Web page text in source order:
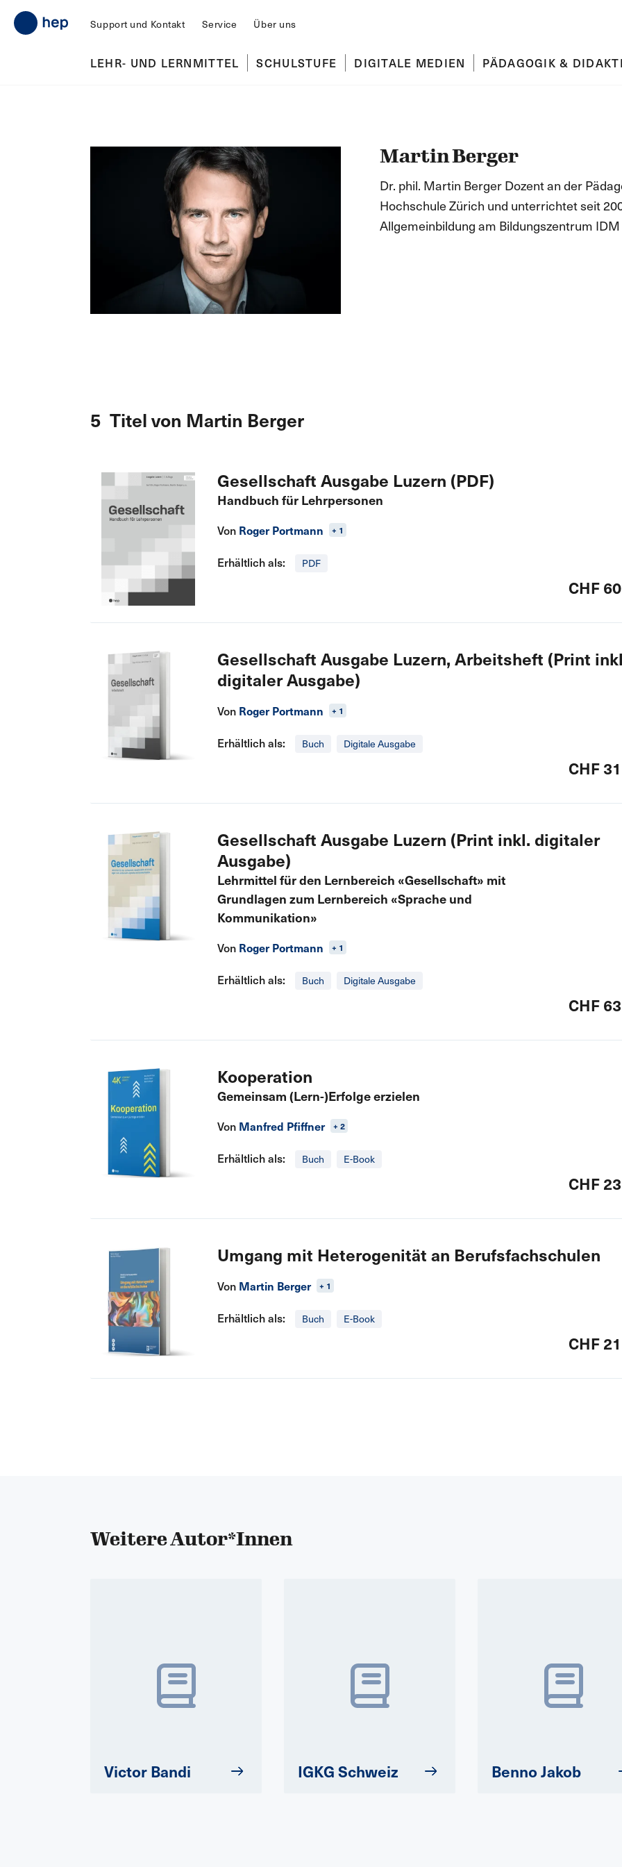
Support und Kontakt Service Über uns
LEHR- UND LERNMITTEL SCHULSTUFE DIGITALE MEDIEN PÄDAGOGIK &
Martin Berger
Dr. phil. Martin Berger Dozent an der
Hochschule Zürich und unterrichtet seit
Allgemeinbildung am Bildungszentrum
5 Titel von Martin Berger
Gesellschaft Ausgabe Luzern (PDF)
Handbuch für Lehrpersonen
Von Roger Portmann + 1
Erhältlich als: PDF
CHF
Gesellschaft Ausgabe Luzern, Arbeitsheft (Print
digitaler Ausgabe)
Von Roger Portmann + 1
Erhältlich als: Buch Digitale Ausgabe
CHF
Gesellschaft Ausgabe Luzern (Print inkl. digitaler
Ausgabe)
Lehrmittel für den Lernbereich «Gesellschaft» mit
Grundlagen zum Lernbereich «Sprache und
Kommunikation»
Von Roger Portmann + 1
Erhältlich als: Buch Digitale Ausgabe
CHF
Kooperation
Gemeinsam (Lern-)Erfolge erzielen
Von Manfred Pfiffner + 2
Erhältlich als: Buch E-Book
CHF
Umgang mit Heterogenität an Berufsfachschulen
Von Martin Berger + 1
Erhältlich als: Buch E-Book
CHF
Weitere Autor*Innen
Victor Bandi IGKG Schweiz Benno Jakob